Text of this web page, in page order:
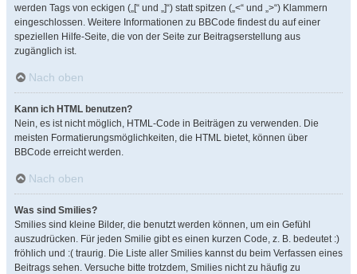
werden Tags von eckigen („[“ und „]“) statt spitzen („<“ und „>“) Klammern
eingeschlossen. Weitere Informationen zu BBCode findest du auf einer
speziellen Hilfe-Seite, die von der Seite zur Beitragserstellung aus
zugänglich ist.
Nach oben
Kann ich HTML benutzen?
Nein, es ist nicht möglich, HTML-Code in Beiträgen zu verwenden. Die
meisten Formatierungsmöglichkeiten, die HTML bietet, können über
BBCode erreicht werden.
Nach oben
Was sind Smilies?
Smilies sind kleine Bilder, die benutzt werden können, um ein Gefühl
auszudrücken. Für jeden Smilie gibt es einen kurzen Code, z. B. bedeutet :)
fröhlich und :( traurig. Die Liste aller Smilies kannst du beim Verfassen eines
Beitrags sehen. Versuche bitte trotzdem, Smilies nicht zu häufig zu